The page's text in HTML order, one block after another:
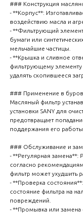
### Конструкция
- **Корпус**:
воздействию масла и
- **Фильтрующий
бумаги или
мельчайшие частицы.
- **Крышка и сливное
фильтрующему элементу
удалять скопившееся
### Применение в
Масляный фильтр
установки SANY для
предотвращает
поддержания его работы
### Обслуживание и
- **Регулярная замена**:
согласно
фильтр может ухудшить
- **Проверка
состояние фильтра на
повреждений.
- **Промывка или замена